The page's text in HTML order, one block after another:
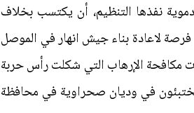
نفذها التنظيم، أن يكتسب بخلاف
فرصة لاعادة بناء جيش انهار في الموصل
بالاضافة الى قوات مكافحة الإرهاب التي شكلت رأس حربة
في وديان صحراوية في محافظة